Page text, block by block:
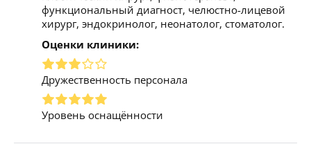
функциональный диагност, челюстно-лицевой
хирург, эндокринолог, неонатолог, стоматолог.
Оценки клиники:
Дружественность персонала
Уровень оснащённости